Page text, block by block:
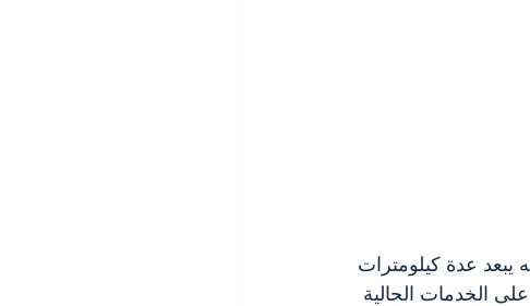
يبعد عدة كيلومترات
الخدمات الحالية